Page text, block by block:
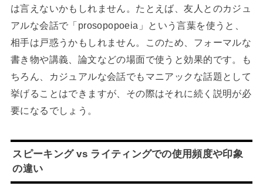
は言えないかもしれません。たとえば、友人とのカジュ
アルな会話で「prosopopoeia」という言葉を使うと、
相手は戸惑うかもしれません。このため、フォーマルな
書き物や講義、論文などの場面で使うと効果的です。も
ちろん、カジュアルな会話でもマニアックな話題として
挙げることはできますが、その際はそれに続く説明が必
要になるでしょう。
スピーキング vs ライティングでの使用頻度や印象
の違い